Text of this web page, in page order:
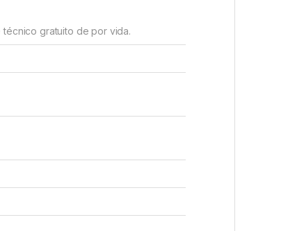
técnico gratuito de por vida.